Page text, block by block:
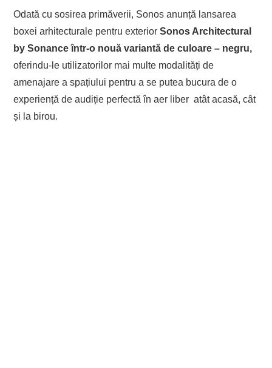
Odată cu sosirea primăverii, Sonos anunță lansarea
boxei arhitecturale pentru exteriorSonos Architectural
by Sonance într-o nouă variantă de culoare – negru,
oferindu-le utilizatorilor mai multe modalități de
amenajare a spațiului pentru a se putea bucura de o
experiență de audiție perfectă în aer liber atât acasă, cât
și la birou.